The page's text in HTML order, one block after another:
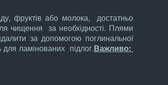
фруктів або молока, достатньо
чищення за необхідності. Плями
за допомогою поглинальної
ламінованих підлог.Важливо: